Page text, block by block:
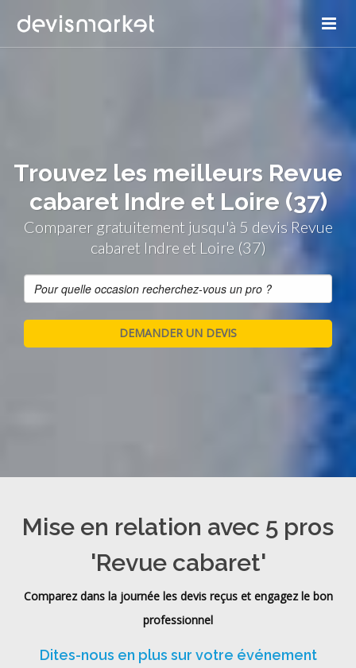
Trouvez les meilleurs Revue
cabaret Indre et Loire (37)
Comparer gratuitement jusqu'à 5 devis Revue
cabaret Indre et Loire (37)
Mise en relation avec 5 pros
'Revue cabaret'
Comparez dans la journée les devis reçus et engagez le bon
professionnel
Dites-nous en plus sur votre événement